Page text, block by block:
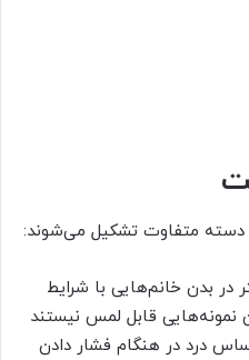
دسته متفاوت تشکیل می‌شوند:
بدن خانم‌هایی با شرایط
نمونه‌هایی قابل لمس نیستند
درد در هنگام فشار دادن